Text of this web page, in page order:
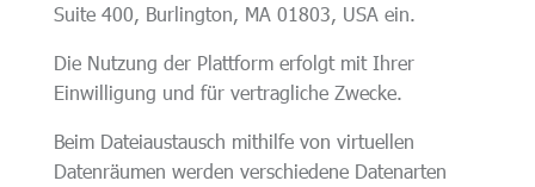
Suite 400, Burlington, MA 01803, USA ein.
Die Nutzung der Plattform erfolgt mit Ihrer
Einwilligung und für vertragliche Zwecke.
Beim Dateiaustausch mithilfe von virtuellen
Datenräumen werden verschiedene Datenarten